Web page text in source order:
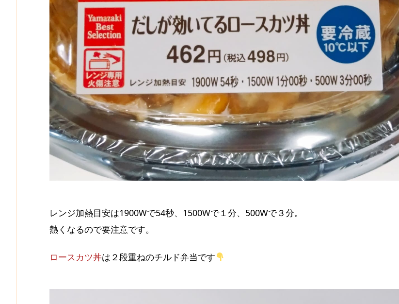
レンジ加熱目安は1900Wで54秒、1500Wで１分、500Wで３分。
熱くなるので要注意です。
ロースカツ丼は２段重ねのチルド弁当です